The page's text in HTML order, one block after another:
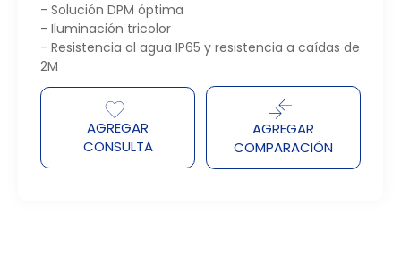
- Solución DPM óptima
- Iluminación tricolor
- Resistencia al agua IP65 y resistencia a caídas de
2M
AGREGAR
CONSULTA
AGREGAR
COMPARACIÓN